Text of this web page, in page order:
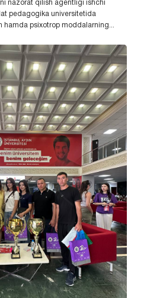
nazorat qilish agentligi ishchi
pedagogika universitetida
hamda psixotrop moddalarning...